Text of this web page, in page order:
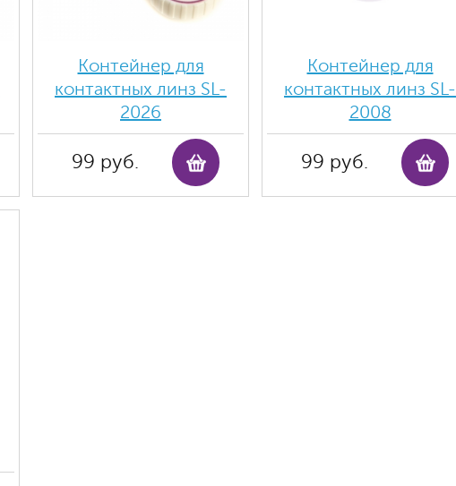
Контейнер для
контактных линз SL-
2026
99 руб.
Контейнер для
контактных линз SL-
2008
99 руб.